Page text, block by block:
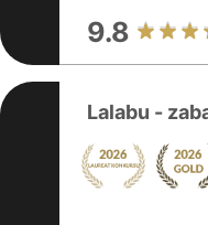
9.8
Lalabu -